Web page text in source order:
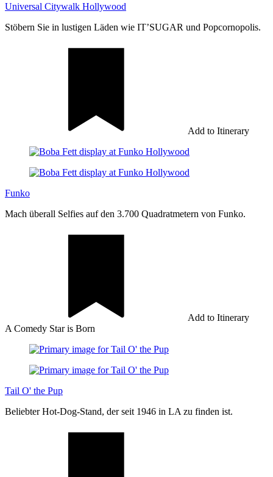
Universal Citywalk Hollywood
Stöbern Sie in lustigen Läden wie IT’SUGAR und Popcornopolis.
Add to Itinerary
Funko
Mach überall Selfies auf den 3.700 Quadratmetern von Funko.
Add to Itinerary
A Comedy Star is Born
Tail O' the Pup
Beliebter Hot-Dog-Stand, der seit 1946 in LA zu finden ist.